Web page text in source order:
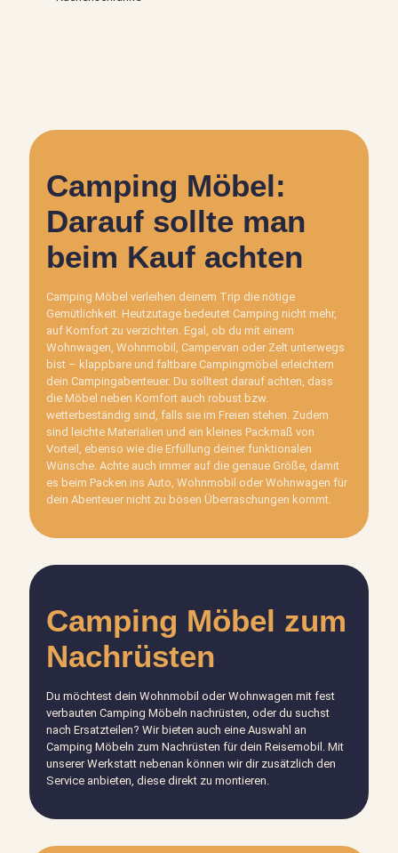
Camping Möbel:
Darauf sollte man
beim Kauf achten
Camping Möbel verleihen deinem Trip die nötige
Gemütlichkeit. Heutzutage bedeutet Camping nicht mehr,
auf Komfort zu verzichten. Egal, ob du mit einem
Wohnwagen, Wohnmobil, Campervan oder Zelt unterwegs
bist – klappbare und faltbare Campingmöbel erleichtern
dein Campingabenteuer. Du solltest darauf achten, dass
die Möbel neben Komfort auch robust bzw.
wetterbeständig sind, falls sie im Freien stehen. Zudem
sind leichte Materialien und ein kleines Packmaß von
Vorteil, ebenso wie die Erfüllung deiner funktionalen
Wünsche. Achte auch immer auf die genaue Größe, damit
es beim Packen ins Auto, Wohnmobil oder Wohnwagen für
dein Abenteuer nicht zu bösen Überraschungen kommt.
Camping Möbel zum
Nachrüsten
Du möchtest dein Wohnmobil oder Wohnwagen mit fest
verbauten Camping Möbeln nachrüsten, oder du suchst
nach Ersatzteilen? Wir bieten auch eine Auswahl an
Camping Möbeln zum Nachrüsten für dein Reisemobil. Mit
unserer Werkstatt nebenan können wir dir zusätzlich den
Service anbieten, diese direkt zu montieren.